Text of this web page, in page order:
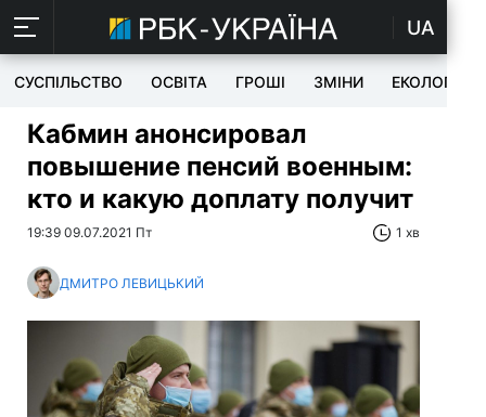
UA
СУСПІЛЬСТВО ОСВІТА ГРОШІ ЗМІНИ ЕКОЛОГІЯ
Кабмин анонсировал
повышение пенсий военным:
кто и какую доплату получит
19:39 09.07.2021 Пт 1 хв
ДМИТРО ЛЕВИЦЬКИЙ